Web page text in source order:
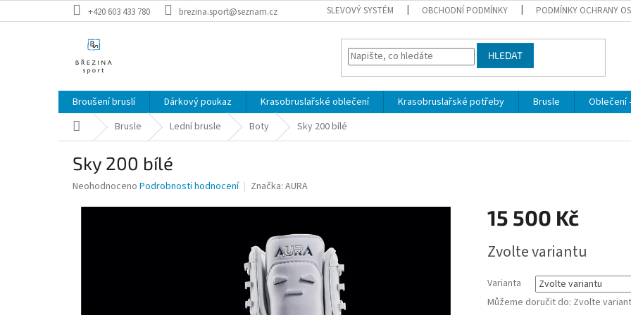
na
+420 603 433 780 brezina.sport@seznam.cz SLEVOVÝ SYSTÉM OBCHODNÍ PODMÍNKY PODMÍNKY OCHRANY
HLEDAT
Broušení bruslí Dárkový poukaz Krasobruslařské oblečení Krasobruslařské potřeby Brusle Oblečení
Domů Brusle Lední brusle Boty Sky 200 bílé
Sky 200 bílé
Průměrné
Neohodnoceno Podrobnosti hodnocení Značka: AURA
15 500 Kč
cena:
Zvolte variantu
Varianta
Můžeme doručit do: Zvolte